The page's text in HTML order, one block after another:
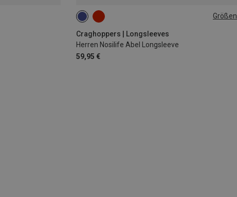
Größen
Craghoppers | Longsleeves
Herren Nosilife Abel Longsleeve
59,95 €
S XL